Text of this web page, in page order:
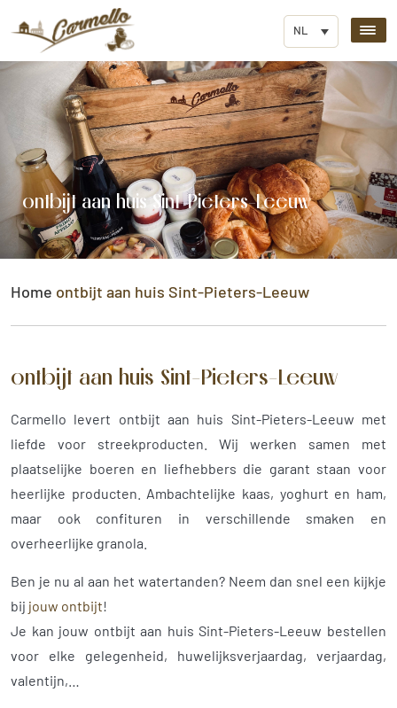
NL
ontbijt aan huis Sint-Pieters-Leeuw
Home ontbijt aan huis Sint-Pieters-Leeuw
ontbijt aan huis Sint-Pieters-Leeuw
Carmello levert ontbijt aan huis Sint-Pieters-Leeuw met
liefde voor streekproducten. Wij werken samen met
plaatselijke boeren en liefhebbers die garant staan voor
heerlijke producten. Ambachtelijke kaas, yoghurt en ham,
maar ook confituren in verschillende smaken en
overheerlijke granola.
Ben je nu al aan het watertanden? Neem dan snel een kijkje
bij jouw ontbijt!
Je kan jouw ontbijt aan huis Sint-Pieters-Leeuw bestellen
voor elke gelegenheid, huwelijksverjaardag, verjaardag,
valentijn,…